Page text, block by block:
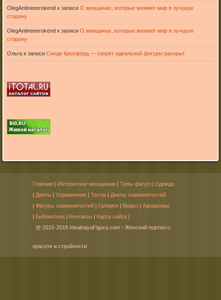
OlegAntineeerokend к записи О женщинах, которые меняют мир в лучшую
сторону
OlegAntineeerokend к записи О женщинах, которые меняют мир в лучшую
сторону
Ольгак записи Синди Кроуфорд — секрет идеальной фигуры раскрыт
Главная | Интересное женщинам | Типы фигур | Одежда
| Диеты | Упражнения | Тесты | Диеты знаменитостей
| Фигуры знаменитостей | Галерея | Видео | Афоризмы
| Библиотека | Контакты | Карта сайта |
@ 2015-2018 IdealnayaFigura.com - Женский портал о
красоте и стройности